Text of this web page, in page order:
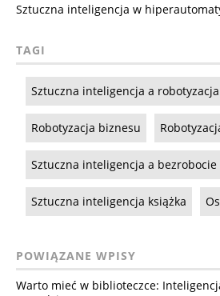
Sztuczna inteligencja w
TAGI
Sztuczna inteligencja a robotyzacja
Robotyzacja biznesu
Sztuczna inteligencja a bezrobocie
Sztuczna inteligencja książka
POWIĄZANE WPISY
Warto mieć w biblioteczce: